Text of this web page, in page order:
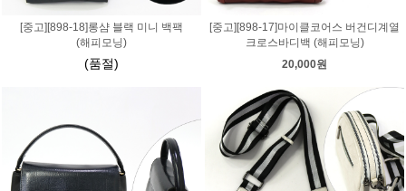
[중고][898-18]롱샴 블랙 미니 백팩
(해피모닝)
(품절)
[중고][898-17]마이클코어스 버건디계열
크로스바디백 (해피모닝)
20,000원